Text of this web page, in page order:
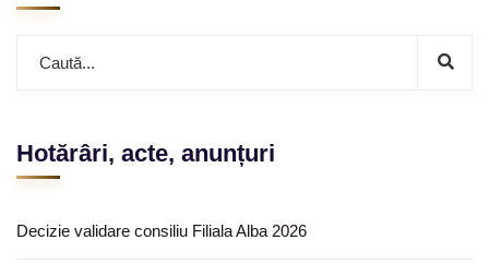
Hotărâri, acte, anunțuri
Decizie validare consiliu Filiala Alba 2026